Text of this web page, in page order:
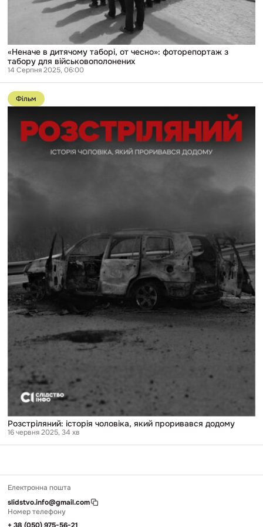
військовополонених
«Неначе в дитячому таборі, от чесно»: фоторепортаж з
табору для військовополонених
14 Серпня 2025, 06:00
Перейти
до
публікації
історія
чоловіка,
який
проривався
Фільм
Розстріляний: історія чоловіка, який проривався додому
16 червня 2025, 34 хв
Електронна пошта
slidstvo.info@gmail.com
Номер телефону